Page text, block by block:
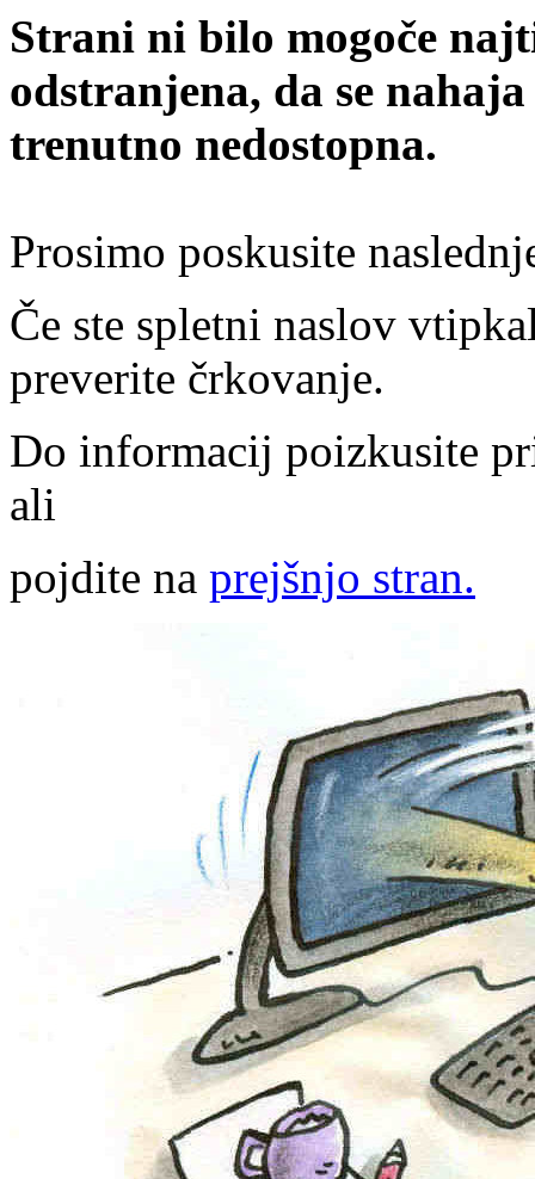
Strani ni bilo mogoče
odstranjena, da se
trenutno nedostopna.
Prosimo poskusite
Če ste spletni naslov
preverite črkovanje.
Do informacij poizkusite
ali
pojdite na prejšnjo stran.